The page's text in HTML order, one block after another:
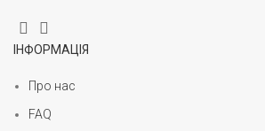
ІНФОРМАЦІЯ
Про нас
FAQ